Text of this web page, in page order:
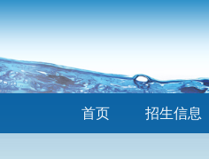
首页 招生信息